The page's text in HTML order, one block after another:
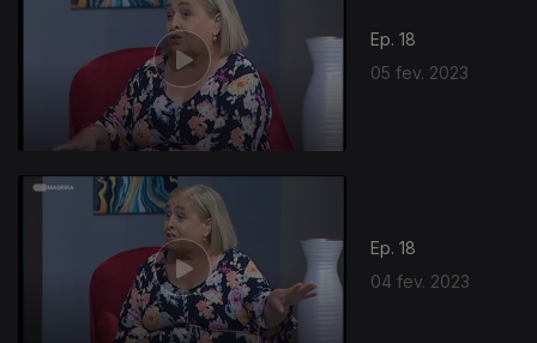
Ep. 18
05 fev. 2023
Ep. 18
04 fev. 2023